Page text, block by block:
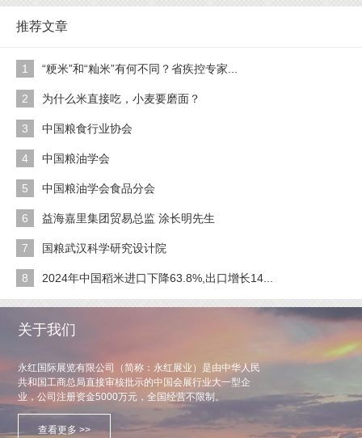
推荐文章
1 “粳米”和“籼米”有何不同？省疾控专家...
2 为什么米直接吃，小麦要磨面？
3 中国粮食行业协会
4 中国粮油学会
5 中国粮油学会食品分会
6 益海嘉里集团贸易总监 涂长明先生
7 国粮武汉科学研究设计院
8 2024年中国稻米进口下降63.8%,出口增长14...
关于我们
永红国际展览有限公司（简称：永红展业）是由中华人民
共和国工商总局直接审核批示的中国会展行业大一型企
业，公司注册资金5000万元，全国经营不限制。
查看更多 >>